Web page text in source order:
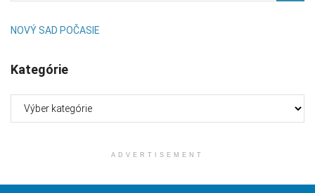
NOVÝ SAD POČASIE
Kategórie
Kategórie
ADVERTISEMENT